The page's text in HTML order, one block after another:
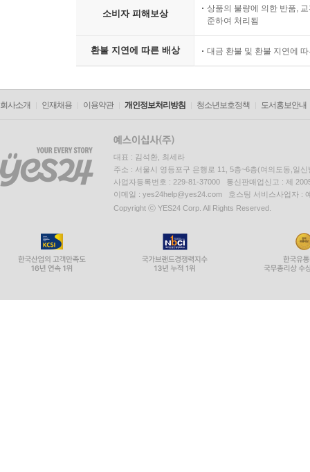
소비자 피해보상
상품의 불량에 의한 반품,
준하여 처리됨
환불 지연에 따른 배상 대금 환불 및 환불 지연에
회사소개 인재채용 이용약관 개인정보처리방침 청소년보호정책 도서홍보안내
대표 : 김석환, 최세라
주소 : 서울시 영등포구 은행로 11, 5층~6층(여의도동,일신
사업자등록번호 : 229-81-37000 통신판매업신고 : 제
이메일 : yes24help@yes24.com 호스팅 서비스사업자 :
Copyright ⓒ YES24 Corp. All Rights Reserved.